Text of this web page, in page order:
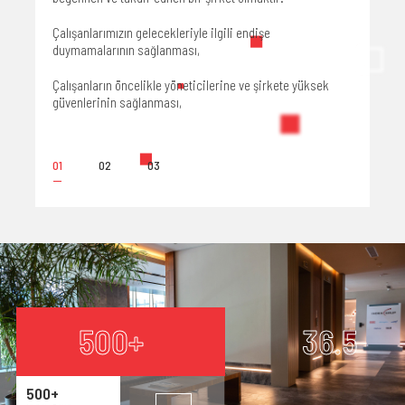
Çalışanlarımızın gelecekleriyle ilgili endişe
duymamalarının sağlanması,
Çalışanların öncelikle yöneticilerine ve şirkete yüksek
güvenlerinin sağlanması,
01 02 03
500+ 36.5
500+ 36.5 %43 8 Yıl 500+